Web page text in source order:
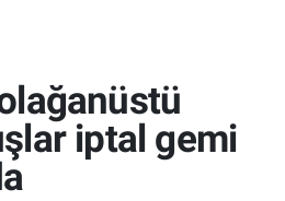
iptal gemi
Evrenive Fikstür